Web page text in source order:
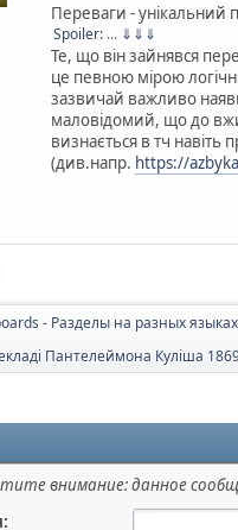
Переваги - унікальний
Spoiler: ... ⇓⇓⇓
Те, що він зайнявся
це певною мірою
зазвичай важливо
маловідомий, що до
визнається в тч навіть
(див.напр. https://
- Разделы на разных языках
Пантелеймона Куліша
внимание: данное